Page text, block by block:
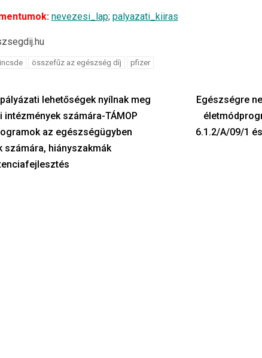
nevezesi_lap; palyazati_kiiras
összefűz az egészség díj pfizer
lehetőségek nyílnak meg
számára-TÁMOP
az egészségügyben
hiányszakmák
Egészségre
6.1.2/A/09/1